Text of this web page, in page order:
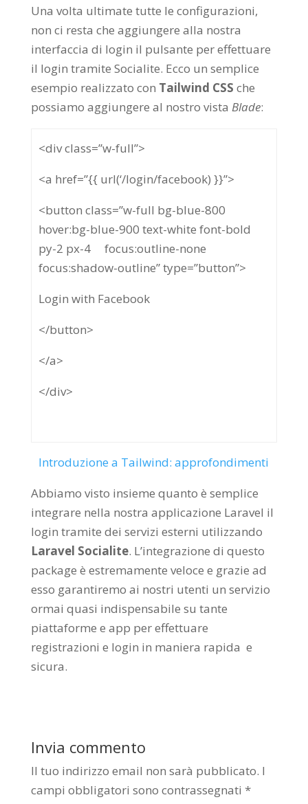
Una volta ultimate tutte le configurazioni,
non ci resta che aggiungere alla nostra
interfaccia di login il pulsante per effettuare
il login tramite Socialite. Ecco un semplice
esempio realizzato con Tailwind CSS che
possiamo aggiungere al nostro vista Blade:
<div class=”w-full”>
<a href=”{{ url(‘/login/facebook) }}”>
<button class=”w-full bg-blue-800
hover:bg-blue-900 text-white font-bold
py-2 px-4 focus:outline-none
focus:shadow-outline” type=”button”>
Login with Facebook
</button>
</a>
</div>
Introduzione a Tailwind: approfondimenti
Abbiamo visto insieme quanto è semplice
integrare nella nostra applicazione Laravel il
login tramite dei servizi esterni utilizzando
Laravel Socialite. L’integrazione di questo
package è estremamente veloce e grazie ad
esso garantiremo ai nostri utenti un servizio
ormai quasi indispensabile su tante
piattaforme e app per effettuare
registrazioni e login in maniera rapida e
sicura.
Invia commento
Il tuo indirizzo email non sarà pubblicato. I
campi obbligatori sono contrassegnati *